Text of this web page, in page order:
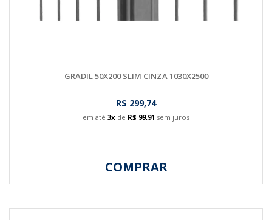
GRADIL 50X200 SLIM CINZA 1030X2500
R$ 299,74
em até 3x de R$ 99,91 sem juros
COMPRAR